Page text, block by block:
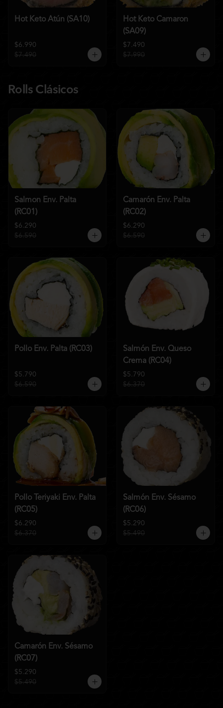
Hot Keto Atún (SA10)
$6.990
$7.490
Hot Keto Camaron
(SA09)
$7.490
$7.990
Rolls Clásicos
Salmon Env. Palta
(RC01)
$6.290
$6.590
Camarón Env. Palta
(RC02)
$6.290
$6.590
Pollo Env. Palta (RC03)
$5.790
$6.590
Salmón Env. Queso
Crema (RC04)
$5.790
$6.370
Pollo Teriyaki Env. Palta
(RC05)
$6.290
$6.370
Salmón Env. Sésamo
(RC06)
$5.290
$5.490
Camarón Env. Sésamo
(RC07)
$5.290
$5.490